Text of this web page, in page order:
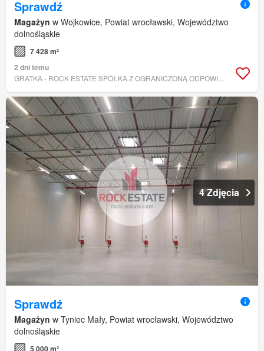
Sprawdź
Magażyn w Wojkowice, Powiat wrocławski, Województwo
dolnośląskie
7 428 m²
2 dni temu
4 Zdjęcia
Sprawdź
Magażyn w Tyniec Mały, Powiat wrocławski, Województwo
dolnośląskie
5 000 m²